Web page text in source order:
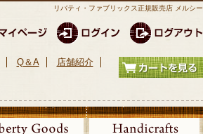
リバティ・ファブリックス正規販売店 メルシー
Q＆A 店舗紹介